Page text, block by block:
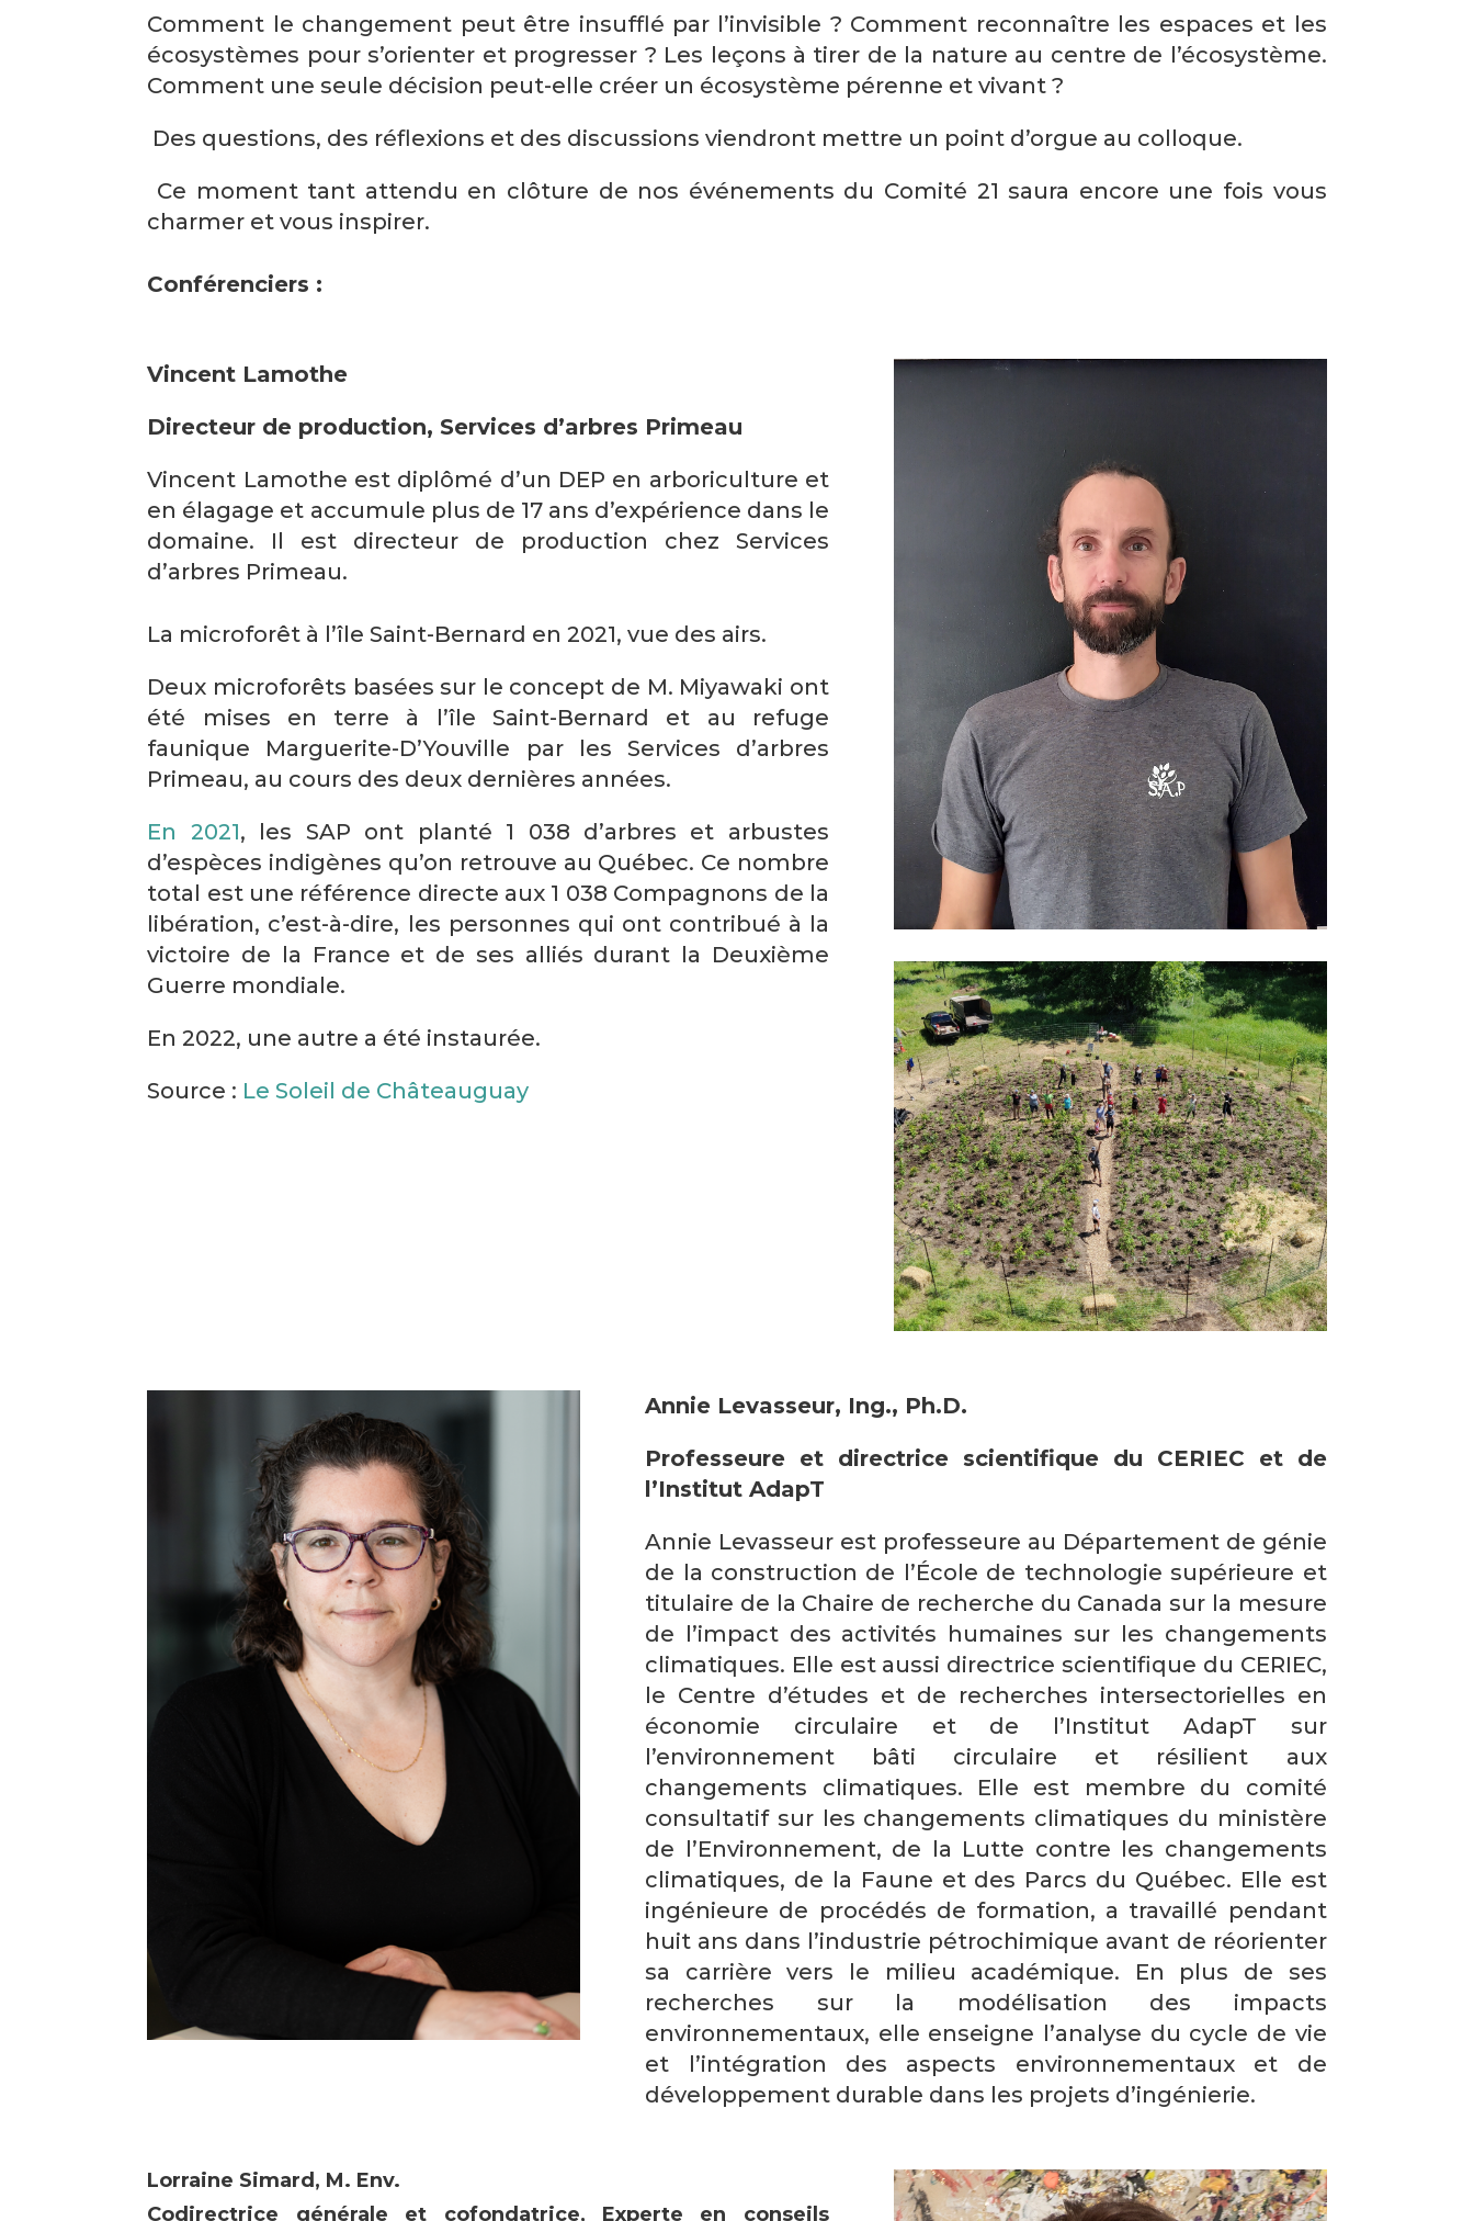
Comment le changement peut être insufflé par l’invisible ? Comment reconnaître les espaces et les
écosystèmes pour s’orienter et progresser ? Les leçons à tirer de la nature au centre de l’écosystème.
Comment une seule décision peut-elle créer un écosystème pérenne et vivant ?
Des questions, des réflexions et des discussions viendront mettre un point d’orgue au colloque.
Ce moment tant attendu en clôture de nos événements du Comité 21 saura encore une fois vous
charmer et vous inspirer.
Conférenciers :
Vincent Lamothe
Directeur de production, Services d’arbres Primeau
Vincent Lamothe est diplômé d’un DEP en arboriculture et
en élagage et accumule plus de 17 ans d’expérience dans le
domaine. Il est directeur de production chez Services
d’arbres Primeau.
La microforêt à l’île Saint-Bernard en 2021, vue des airs.
Deux microforêts basées sur le concept de M. Miyawaki ont
été mises en terre à l’île Saint-Bernard et au refuge
faunique Marguerite-D’Youville par les Services d’arbres
Primeau, au cours des deux dernières années.
En 2021, les SAP ont planté 1 038 d’arbres et arbustes
d’espèces indigènes qu’on retrouve au Québec. Ce nombre
total est une référence directe aux 1 038 Compagnons de la
libération, c’est-à-dire, les personnes qui ont contribué à la
victoire de la France et de ses alliés durant la Deuxième
Guerre mondiale.
En 2022, une autre a été instaurée.
Source : Le Soleil de Châteauguay
Annie Levasseur, Ing., Ph.D.
Professeure et directrice scientifique du CERIEC et de
l’Institut AdapT
Annie Levasseur est professeure au Département de génie
de la construction de l’École de technologie supérieure et
titulaire de la Chaire de recherche du Canada sur la mesure
de l’impact des activités humaines sur les changements
climatiques. Elle est aussi directrice scientifique du CERIEC,
le Centre d’études et de recherches intersectorielles en
économie circulaire et de l’Institut AdapT sur
l’environnement bâti circulaire et résilient aux
changements climatiques. Elle est membre du comité
consultatif sur les changements climatiques du ministère
de l’Environnement, de la Lutte contre les changements
climatiques, de la Faune et des Parcs du Québec. Elle est
ingénieure de procédés de formation, a travaillé pendant
huit ans dans l’industrie pétrochimique avant de réorienter
sa carrière vers le milieu académique. En plus de ses
recherches sur la modélisation des impacts
environnementaux, elle enseigne l’analyse du cycle de vie
et l’intégration des aspects environnementaux et de
développement durable dans les projets d’ingénierie.
Lorraine Simard, M. Env.
Codirectrice générale et cofondatrice, Experte en conseils